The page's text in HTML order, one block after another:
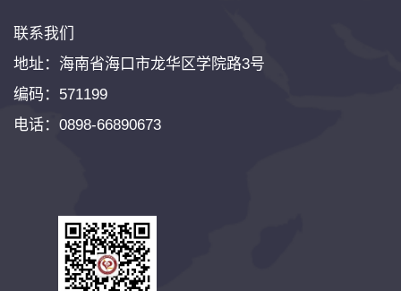
联系我们
地址：海南省海口市龙华区学院路3号
编码：571199
电话：0898-66890673